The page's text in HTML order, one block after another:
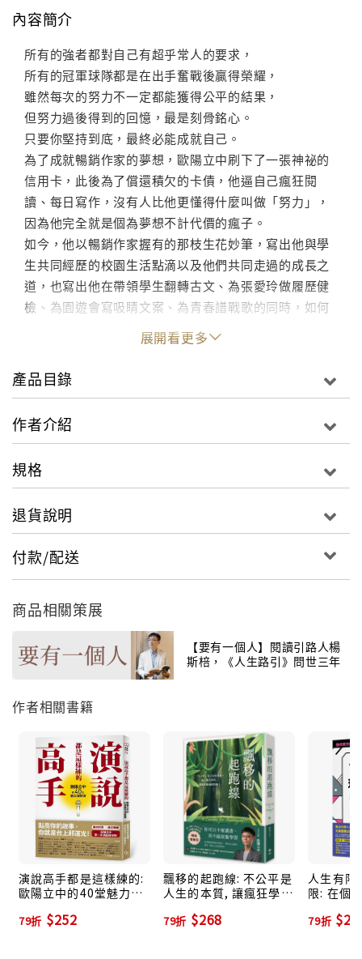
內容簡介
所有的強者都對自己有超乎常人的要求，
所有的冠軍球隊都是在出手奮戰後贏得榮耀，
雖然每次的努力不一定都能獲得公平的結果，
但努力過後得到的回憶，最是刻骨銘心。
只要你堅持到底，最終必能成就自己。
為了成就暢銷作家的夢想，歐陽立中刷下了一張神祕的
信用卡，此後為了償還積欠的卡債，他逼自己瘋狂閱
讀、每日寫作，沒有人比他更懂得什麼叫做「努力」，
因為他完全就是個為夢想不計代價的瘋子。
如今，他以暢銷作家握有的那枝生花妙筆，寫出他與學
生共同經歷的校園生活點滴以及他們共同走過的成長之
道，也寫出他在帶領學生翻轉古文、為張愛玲做履歷健
檢、為園遊會寫吸睛文案、為青春譜戰歌的同時，如何
在各種機會教育的場合裡，向學生業配這張神祕的「夢
他要讓每一個人知道，面對人生，我們必須努力不懈、
堅持到底、勇於追求自己想要的精采人生；面對未來，
 站在人生十字路口感到迷茫不敢追求夢想的你。
絕不放棄自己的天命。
 屢戰屢敗耗盡氣力已趴倒不想再站起的你。
歐陽立中告訴你失敗一定有原因，與你分享他和學生如
何避免在同樣的地方跌倒第二次。
 正肆意揮霍青春資本還沒想清楚未來方向的你。
歐陽立中與你分享自己的青春時光如何在球場上揮灑汗
水，因為不出手便無法奪冠。
 日復一日了無新意工作只是為了薪水的你。
發各種創意，工作不只是工作，它可以是一線光。
歐陽老師的熱血金句
【關於人生】
• 別說了難，就心安理得放棄了。因為到頭來，你會發
現，人生都馬很難，只有變胖最容易。
• 我們不知道每次的努力是不是都能獲得公平的結果，
但回憶不騙人，永遠對我們的努力，加倍奉還。
• 你的放棄，成就了別人的天命。你要堅持，堅持到別
人放棄，讓他們來成就「你的天命」！
展開看更多
產品目錄
作者介紹
規格
退貨說明
付款/配送
商品相關策展
【要有一個人】閱讀引路人楊
斯棓，《人生路引》問世三年
作者相關書籍
演說高手都是這樣練的:
歐陽立中的40堂魅力演
79折 $252
飄移的起跑線: 不公平是
人生的本質, 讓瘋狂學習
銷增章版)
79折 $268
人生有限
限: 在個
化戰力版)
79折